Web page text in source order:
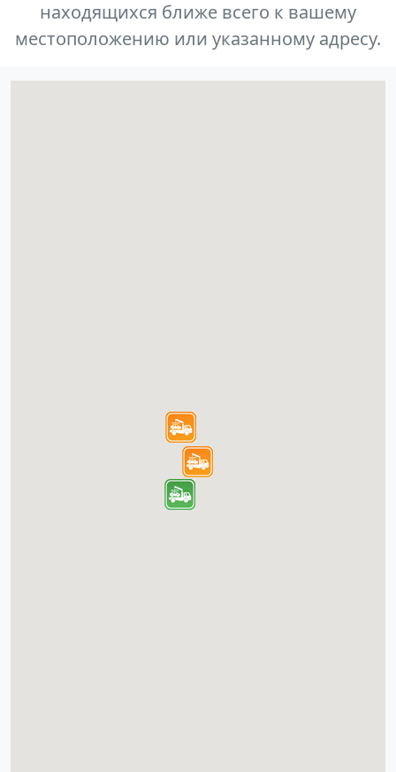
находящихся ближе всего к вашему
местоположению или указанному адресу.